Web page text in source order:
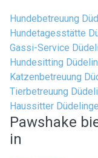
Hundebetreuung
Hundetagesstätte
Gassi-Service
Hundesitting
Katzenbetreuung
Tierbetreuung
Haussitter
Pawshake
in